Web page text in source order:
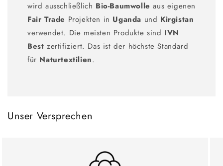
wird ausschließlich Bio-Baumwolle aus eigenen
Fair Trade Projekten in Uganda und Kirgistan
verwendet. Die meisten Produkte sind IVN
Best zertifiziert. Das ist der höchste Standard
für Naturtextilien.
Unser Versprechen